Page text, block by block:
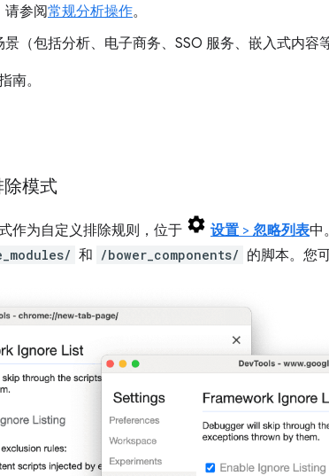
请参阅常规分析操作。
（包括分析、电子商务、SSO 服务、嵌入式内容
南。
模式
作为自定义排除规则，位于 设置 > 忽略列表中
和 /bower_components/ 的脚本。您